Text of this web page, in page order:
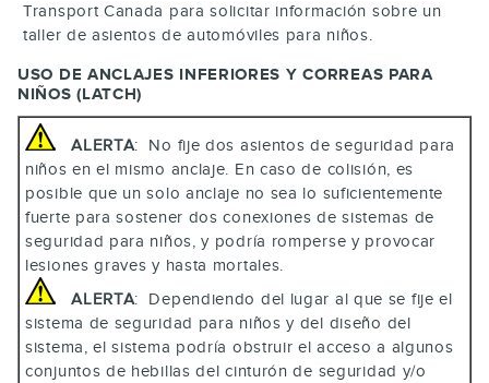
Transport Canada para solicitar información sobre un
taller de asientos de automóviles para niños.
USO DE ANCLAJES INFERIORES Y CORREAS PARA
NIÑOS (LATCH)
ALERTA: No fije dos asientos de seguridad para
niños en el mismo anclaje. En caso de colisión, es
posible que un solo anclaje no sea lo suficientemente
fuerte para sostener dos conexiones de sistemas de
seguridad para niños, y podría romperse y provocar
lesiones graves y hasta mortales.
ALERTA: Dependiendo del lugar al que se fije el
sistema de seguridad para niños y del diseño del
sistema, el sistema podría obstruir el acceso a algunos
conjuntos de hebillas del cinturón de seguridad y/o